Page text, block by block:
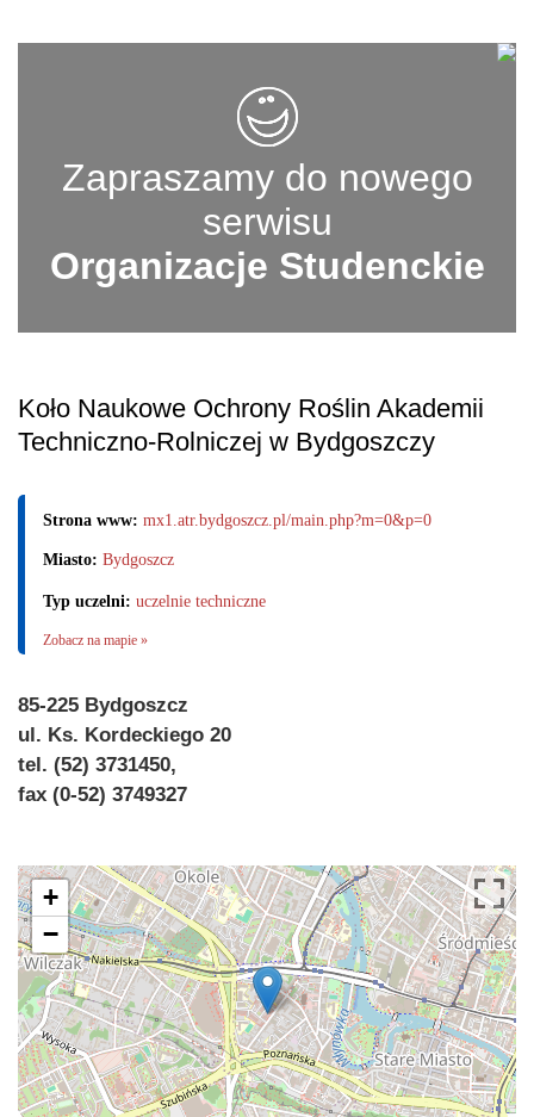
Zapraszamy do nowego
serwisu
Organizacje Studenckie
Koło Naukowe Ochrony Roślin Akademii
Techniczno-Rolniczej w Bydgoszczy
Strona www: mx1.atr.bydgoszcz.pl/main.php?m=0&p=0
Miasto: Bydgoszcz
Typ uczelni: uczelnie techniczne
Zobacz na mapie »
85-225 Bydgoszcz
ul. Ks. Kordeckiego 20
tel. (52) 3731450,
fax (0-52) 3749327
+
−